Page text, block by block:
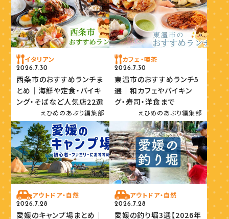
イタリアン
2026.7.30
西条市のおすすめランチま
とめ｜海鮮や定食・バイキ
ング・そばなど人気店22選
えひめのあぷり編集部
カフェ・喫茶
2026.7.30
東温市のおすすめランチ5
選｜和カフェやバイキン
グ・寿司・洋食まで
えひめのあぷり編集部
アウトドア・自然
2026.7.28
愛媛のキャンプ場まとめ｜
アウトドア・自然
2026.7.28
愛媛の釣り堀3選【2026年